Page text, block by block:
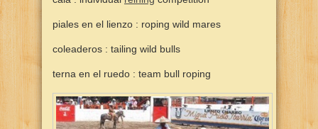
piales en el lienzo : roping wild mares
coleaderos : tailing wild bulls
terna en el ruedo : team bull roping